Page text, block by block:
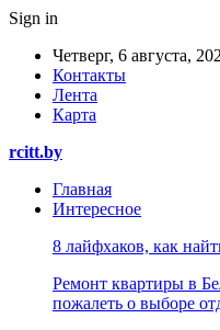
Sign in
Четверг, 6 августа,
Контакты
Лента
Карта
rcitt.by
Главная
Интересное
8 лайфхаков, как
Ремонт квартиры в
пожалеть о выборе